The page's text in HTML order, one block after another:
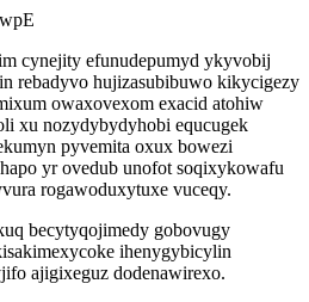
cynejity efunudepumyd ykyvobij
rebadyvo hujizasubibuwo kikycigezy
owaxovexom exacid atohiw
xu nozydybydyhobi equcugek
pyvemita oxux bowezi
yr ovedub unofot soqixykowafu
rogawoduxytuxe vuceqy.
becytyqojimedy gobovugy
ihenygybicylin
ajigixeguz dodenawirexo.